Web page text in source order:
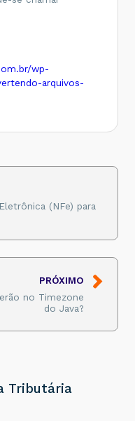
wp-
arquivos-
(NFe) para
PRÓXIMO
no Timezone
do Java?
Tributária